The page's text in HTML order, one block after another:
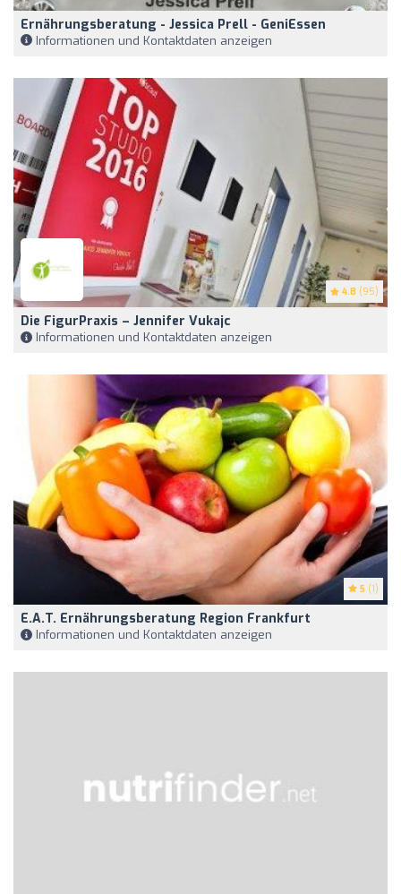
Ernährungsberatung - Jessica Prell - GeniEssen
Informationen und Kontaktdaten anzeigen
4.8 (95)
Die FigurPraxis – Jennifer Vukajc
Informationen und Kontaktdaten anzeigen
5 (1)
E.a.t. Ernährungsberatung Region Frankfurt
Informationen und Kontaktdaten anzeigen